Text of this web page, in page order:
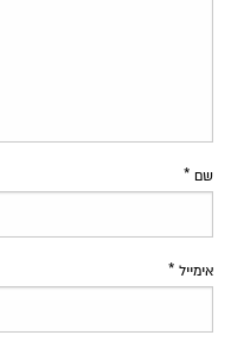
שם *
אימייל *